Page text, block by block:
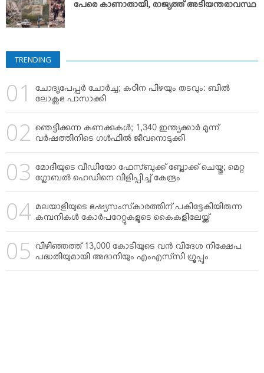
പേരെ കാണാതായി, രാജ്യത്ത് അടിയന്തരാവസ്ഥ
TRENDING
ചോദ്യപേപ്പര്‍ ചോര്‍ച്ച; കഠിന പിഴയും തടവും: ബില്‍
ലോക്സഭ പാസാക്കി
ഞെട്ടിക്കുന്ന കണക്കുകള്‍; 1,340 ഇന്ത്യക്കാര്‍ മൂന്ന്
വര്‍ഷത്തിനിടെ ഗള്‍ഫില്‍ ജീവനൊടുക്കി
മോദിയുടെ വീഡിയോ ഫേസ്ബുക്ക് ബ്ലോക്ക് ചെയ്തു; മെറ്റ
ഗ്ലോബല്‍ ഹെഡിനെ വിളിപ്പിച്ച് കേന്ദ്രം
മലയാളിയുടെ ഭഷ്യസംസ്‌കാരത്തിന് പകിട്ടേകിയിരുന്ന
കമ്പനികള്‍ കോര്‍പറേറ്റുകളുടെ കൈകളിലേയ്ക്ക്
വിഴിഞ്ഞത്ത് 13,000 കോടിയുടെ വന്‍ വിദേശ നിക്ഷേപ
പദ്ധതിയുമായി അദാനിയും എംഎസ്‌സി ഗ്രൂപ്പും